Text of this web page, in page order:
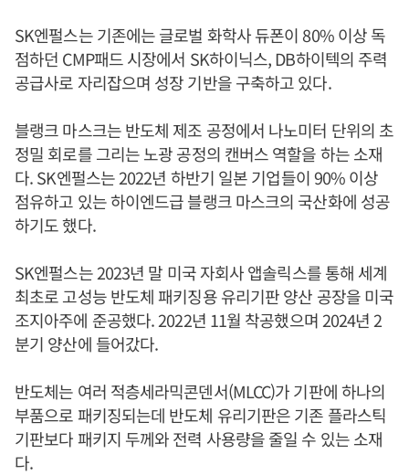
SK엔펄스는 기존에는 글로벌 화학사 듀폰이 80% 이상 독
점하던 CMP패드 시장에서 SK하이닉스, DB하이텍의 주력
공급사로 자리잡으며 성장 기반을 구축하고 있다.
블랭크 마스크는 반도체 제조 공정에서 나노미터 단위의 초
정밀 회로를 그리는 노광 공정의 캔버스 역할을 하는 소재
다. SK엔펄스는 2022년 하반기 일본 기업들이 90% 이상
점유하고 있는 하이엔드급 블랭크 마스크의 국산화에 성공
하기도 했다.
SK엔펄스는 2023년 말 미국 자회사 앱솔릭스를 통해 세계
최초로 고성능 반도체 패키징용 유리기판 양산 공장을 미국
조지아주에 준공했다. 2022년 11월 착공했으며 2024년 2
분기 양산에 들어갔다.
반도체는 여러 적층세라믹콘덴서(MLCC)가 기판에 하나의
부품으로 패키징되는데 반도체 유리기판은 기존 플라스틱
기판보다 패키지 두께와 전력 사용량을 줄일 수 있는 소재
다.